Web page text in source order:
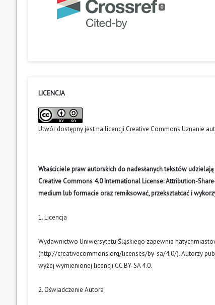
0
LICENCJA
Utwór dostępny jest na licencji Creative Commons Uznanie
Właściciele praw autorskich do nadesłanych tekstów
Creative Commons 4.0 International License: Attribution-
medium lub formacie oraz remiksować, przekształcać i
1. Licencja
Wydawnictwo Uniwersytetu Śląskiego zapewnia
(http://creativecommons.org/licenses/by-sa/4.0/). Autorzy
wyżej wymienionej licencji CC BY-SA 4.0.
2. Oświadczenie Autora